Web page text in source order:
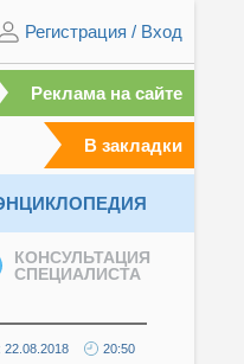
Регистрация / Вход
Реклама на сайте
В закладки
КОНСУЛЬТАЦИЯ
СПЕЦИАЛИСТА
22.08.2018 20:50